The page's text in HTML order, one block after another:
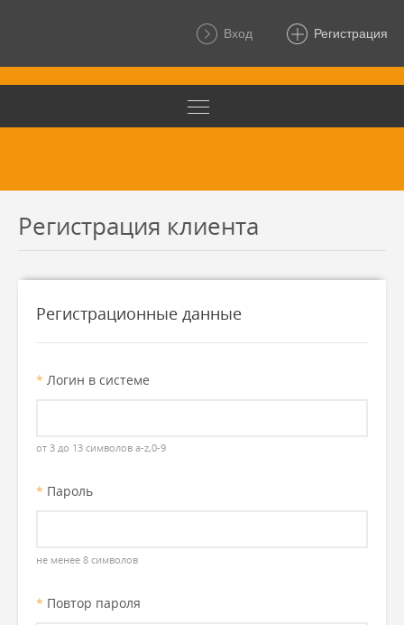
Вход Регистрация
Регистрация клиента
Регистрационные данные
* Логин в системе
от 3 до 13 символов a-z,0-9
* Пароль
не менее 8 символов
* Повтор пароля